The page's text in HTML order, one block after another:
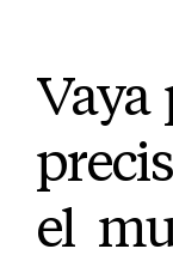
Vaya
el